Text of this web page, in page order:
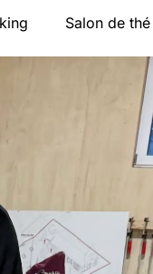
réunion
pro
Salon de thé
Présentation
Bons
Évènements